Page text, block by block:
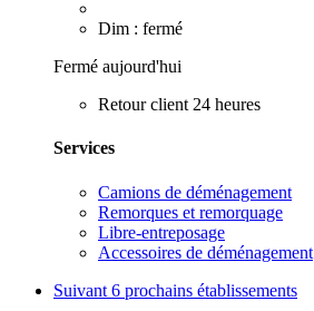
Dim : fermé
Fermé aujourd'hui
Retour client 24 heures
Services
Camions de déménagement
Remorques et remorquage
Libre-entreposage
Accessoires de déménagement
Suivant 6 prochains établissements